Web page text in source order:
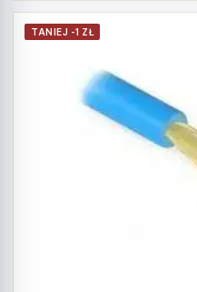
TANIEJ -1 ZŁ